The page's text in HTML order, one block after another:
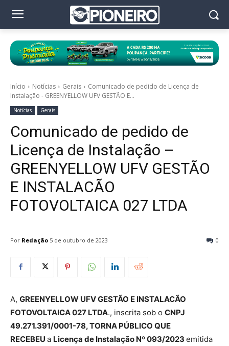
Início Notícias Gerais
Comunicado de pedido de Licença de
Instalação - GREENYELLOW UFV GESTÃO E...
Notícias Gerais
Comunicado de pedido de
Licença de Instalação –
GREENYELLOW UFV GESTÃO
E INSTALACÃO
FOTOVOLTAICA 027 LTDA
Por Redação 0
5 de outubro de 2023
A, GREENYELLOW UFV GESTÃO E INSTALACÃO
FOTOVOLTAICA 027 LTDA., inscrita sob o CNPJ
49.271.391/0001-78, TORNA PÚBLICO QUE
RECEBEU a Licença de Instalação Nº 093/2023 emitida